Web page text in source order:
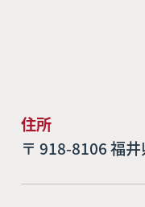
住所
〒 918-8106 福